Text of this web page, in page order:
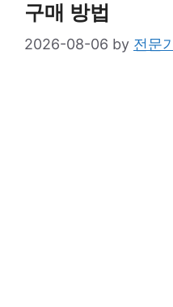
구매 방법
2026-08-06 by 전문